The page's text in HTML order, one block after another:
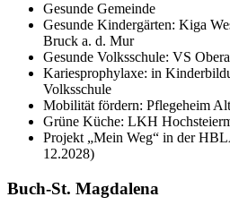
Gesunde Gemeinde
Gesunde Kindergärten: Kiga
Bruck a. d. Mur
Gesunde Volksschule: VS
Kariesprophylaxe: in
Volksschule
Mobilität fördern: Pflegeheim
Grüne Küche: LKH
Projekt „Mein Weg“ in der
12.2028)
Buch-St. Magdalena